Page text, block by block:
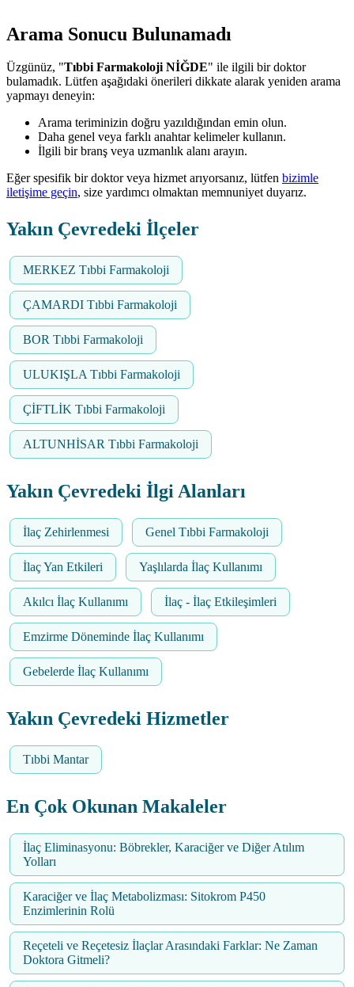
Arama Sonucu Bulunamadı
Üzgünüz, "Tıbbi Farmakoloji NİĞDE" ile ilgili bir doktor
bulamadık. Lütfen aşağıdaki önerileri dikkate alarak yeniden arama
yapmayı deneyin:
Arama teriminizin doğru yazıldığından emin olun.
Daha genel veya farklı anahtar kelimeler kullanın.
İlgili bir branş veya uzmanlık alanı arayın.
Eğer spesifik bir doktor veya hizmet arıyorsanız, lütfen bizimle
iletişime geçin, size yardımcı olmaktan memnuniyet duyarız.
Yakın Çevredeki İlçeler
MERKEZ Tıbbi Farmakoloji
ÇAMARDI Tıbbi Farmakoloji
BOR Tıbbi Farmakoloji
ULUKIŞLA Tıbbi Farmakoloji
ÇİFTLİK Tıbbi Farmakoloji
ALTUNHİSAR Tıbbi Farmakoloji
Yakın Çevredeki İlgi Alanları
İlaç Zehirlenmesi Genel Tıbbi Farmakoloji
İlaç Yan Etkileri Yaşlılarda İlaç Kullanımı
Akılcı İlaç Kullanımı İlaç - İlaç Etkileşimleri
Emzirme Döneminde İlaç Kullanımı
Gebelerde İlaç Kullanımı
Yakın Çevredeki Hizmetler
Tıbbi Mantar
En Çok Okunan Makaleler
İlaç Eliminasyonu: Böbrekler, Karaciğer ve Diğer Atılım
Yolları
Karaciğer ve İlaç Metabolizması: Sitokrom P450
Enzimlerinin Rolü
Reçeteli ve Reçetesiz İlaçlar Arasındaki Farklar: Ne Zaman
Doktora Gitmeli?